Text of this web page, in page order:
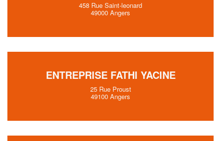
458 Rue Saint-leonard
49000 Angers
ENTREPRISE FATHI YACINE
25 Rue Proust
49100 Angers